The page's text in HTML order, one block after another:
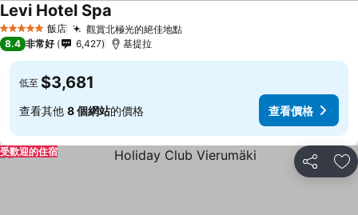
5 星級 飯店 觀賞北極光的絕佳地點
Levi Hotel Spa
8.4 非常好 6,427 基提拉
低至 $3,681
查看其他 8 個網站的價格 查看價格
分享 加
受歡迎的住宿